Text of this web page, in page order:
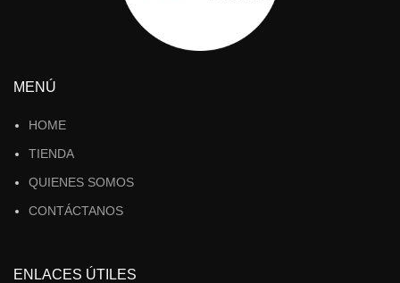
MENÚ
HOME
TIENDA
QUIENES SOMOS
CONTÁCTANOS
ENLACES ÚTILES